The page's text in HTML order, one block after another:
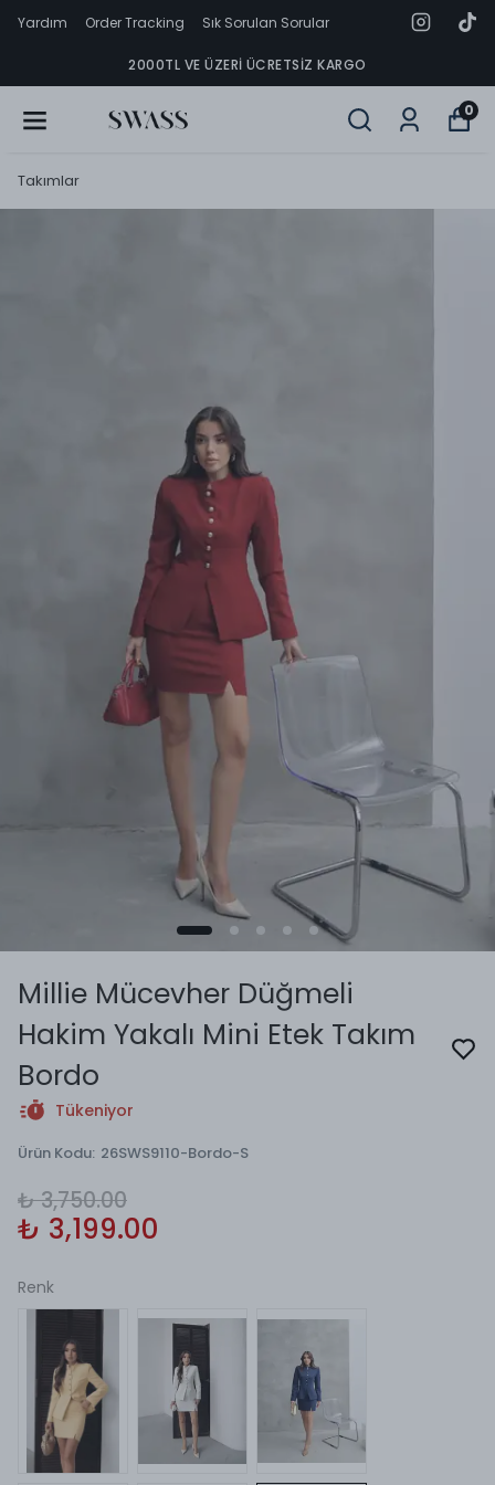
Yardım Order Tracking Sık Sorulan Sorular
2000TL VE ÜZERI ÜCRETSIZ KARGO
0
Takımlar
Millie Mücevher Düğmeli
Hakim Yakalı Mini Etek Takım
Bordo
Tükeniyor
Ürün Kodu: 26SWS9110-Bordo-S
₺ 3,750.00
₺ 3,199.00
Renk